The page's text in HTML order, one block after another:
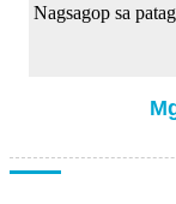
Nagsagop sa